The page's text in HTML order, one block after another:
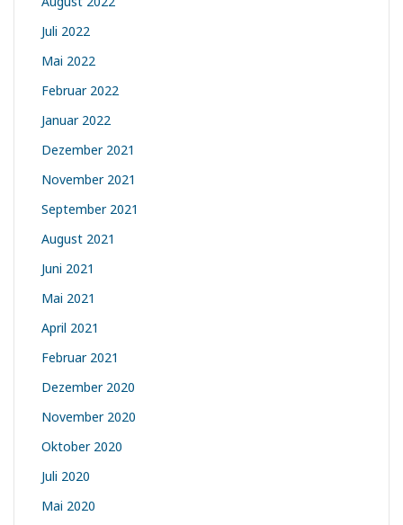
Juli 2022
Mai 2022
Februar 2022
Januar 2022
Dezember 2021
November 2021
September 2021
August 2021
Juni 2021
Mai 2021
April 2021
Februar 2021
Dezember 2020
November 2020
Oktober 2020
Juli 2020
Mai 2020